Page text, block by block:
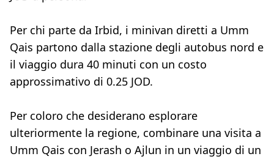
Per chi parte da Irbid, i minivan diretti a Umm
Qais partono dalla stazione degli autobus nord e
il viaggio dura 40 minuti con un costo
approssimativo di 0.25 JOD.
Per coloro che desiderano esplorare
ulteriormente la regione, combinare una visita a
Umm Qais con Jerash o Ajlun in un viaggio di un